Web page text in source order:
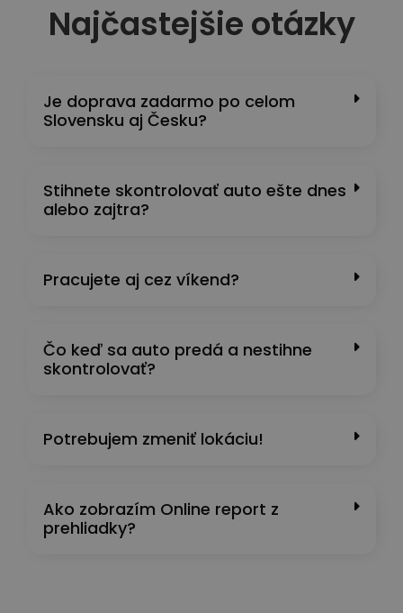
Najčastejšie otázky
Je doprava zadarmo po celom
Slovensku aj Česku?
Stihnete skontrolovať auto ešte dnes
alebo zajtra?
Pracujete aj cez víkend?
Čo keď sa auto predá a nestihne
skontrolovať?
Potrebujem zmeniť lokáciu!
Ako zobrazím Online report z
prehliadky?